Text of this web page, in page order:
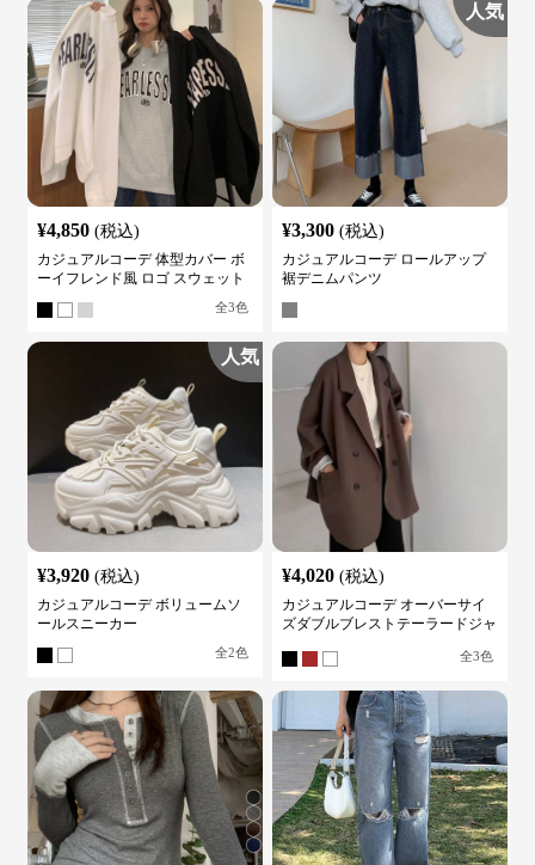
¥4,850 (税込)
カジュアルコーデ 体型カバー ボ
ーイフレンド風 ロゴ スウェット
全3色
人気
¥3,300 (税込)
カジュアルコーデ ロールアップ
裾デニムパンツ
人気
¥3,920 (税込)
カジュアルコーデ ボリュームソ
ールスニーカー
全2色
¥4,020 (税込)
カジュアルコーデ オーバーサイ
ズダブルブレストテーラードジャ
全3色